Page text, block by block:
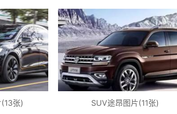
张) SUV途昂图片(11张)